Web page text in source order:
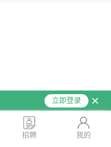
立即登录
招聘 我的